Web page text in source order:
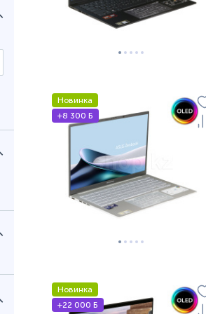
Новинка
+8 300 Б
Новинка
+22 000 Б